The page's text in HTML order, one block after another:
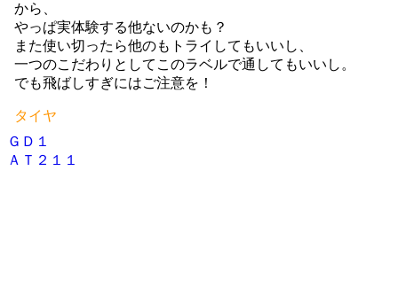
から、
やっぱ実体験する他ないのかも？
また使い切ったら他のもトライしてもいいし、
一つのこだわりとしてこのラベルで通してもいいし。
でも飛ばしすぎにはご注意を！
タイヤ
投
ＧＤ１
ＡＴ２１１